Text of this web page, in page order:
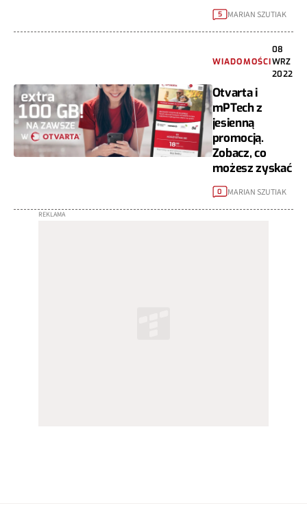
5 MARIAN SZUTIAK
WIADOMOŚCI
08
WRZ
2022
Otvarta i
mPTech z
jesienną
promocją.
Zobacz, co
możesz zyskać
0 MARIAN SZUTIAK